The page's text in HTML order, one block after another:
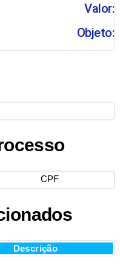
Valor:
Objeto:
CPF
Descrição